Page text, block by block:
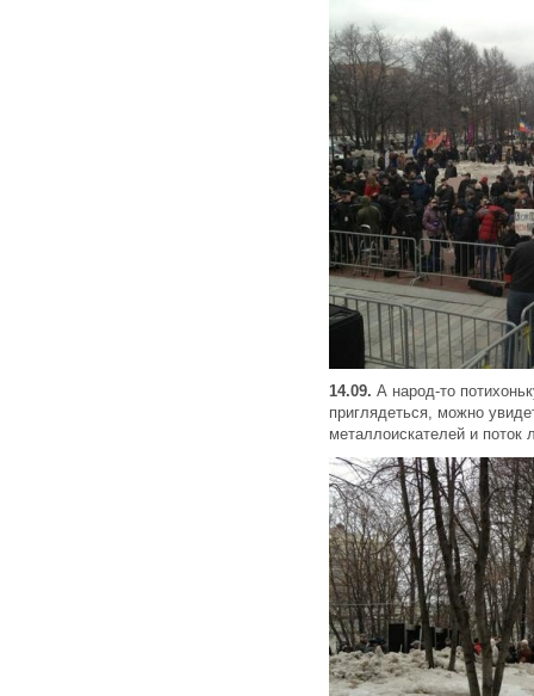
14.09. А народ-то
приглядеться, можно
металлоискателей и